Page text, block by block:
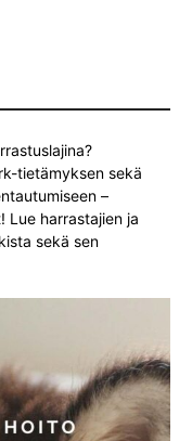
tietämyksen sekä
–
harrastajien ja
sekä sen